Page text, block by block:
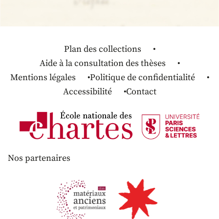
Plan des collections
Aide à la consultation des thèses
Mentions légales
Politique de confidentialité
Accessibilité
Contact
Nos partenaires